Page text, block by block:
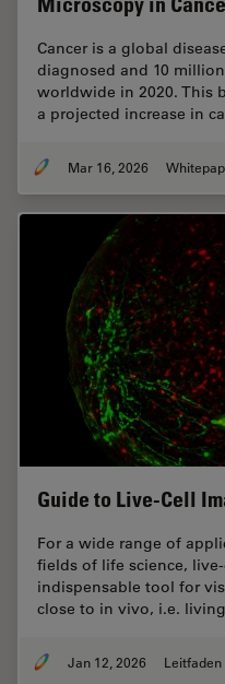
Cancer is a global
diagnosed and 10
worldwide in 2020. This
a projected increase in
Mar 16, 2026
Guide to Live-Cell
For a wide range of
fields of life science,
indispensable tool for
close to in vivo, i.e.
Jan 12, 2026 Leitfaden